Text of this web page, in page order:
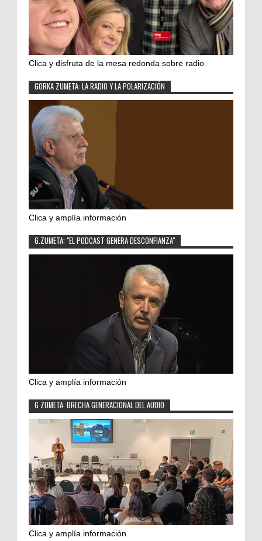
Clica y disfruta de la mesa redonda sobre radio
GORKA ZUMETA: LA RADIO Y LA POLARIZACIÓN
Clica y amplía información
G.ZUMETA: "EL PODCAST GENERA DESCONFIANZA"
Clica y amplía información
G ZUMETA: BRECHA GENERACIONAL DEL AUDIO
Clica y amplía información